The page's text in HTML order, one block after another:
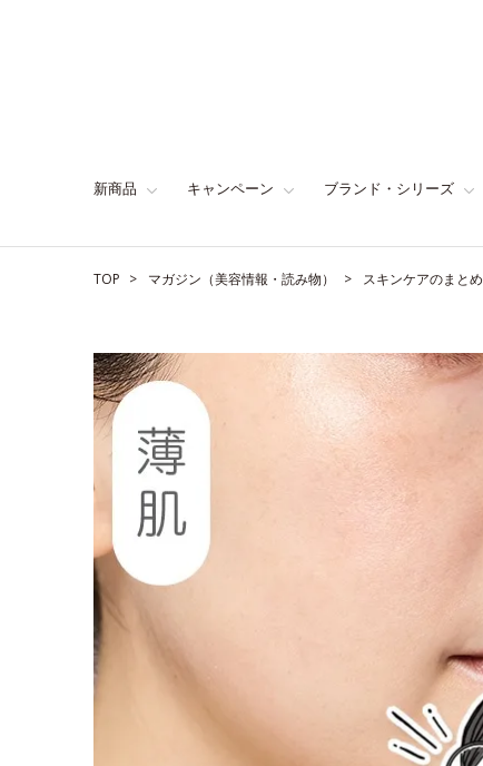
新商品 キャンペーン ブランド・シリーズ
TOP マガジン（美容情報・読み物） スキンケアのまとめ